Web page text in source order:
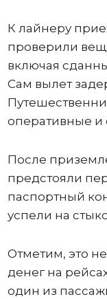
К лайнеру
проверили
включая
Сам вылет
оперативные и
После
предстояли
паспортный
успели на
Отметим, это
денег на
один из